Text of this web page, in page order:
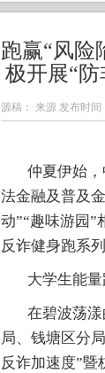
跑赢“风险
极开展“
源稿： 来源 发布时间
仲夏伊始
法金融及普及
动”“趣味游园”
反诈健身跑系
大学生能
在碧波荡
局、钱塘区分
反诈加速度”